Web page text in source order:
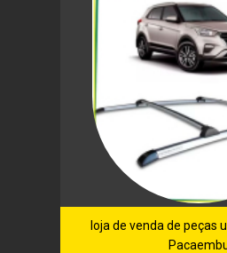
loja de venda de peças